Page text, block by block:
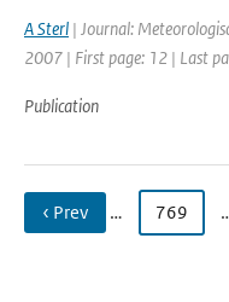
A Sterl | Journal:
2007 | First page: 12 | Last
Publication
‹ Prev … 769